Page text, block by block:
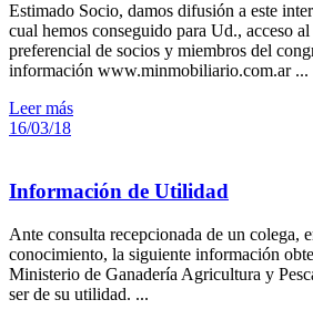
Estimado Socio, damos difusión a este
cual hemos conseguido para Ud., acceso
preferencial de socios y miembros del
información www.minmobiliario.com.ar ...
Leer más
16/03/18
Información de Utilidad
Ante consulta recepcionada de un colega,
conocimiento, la siguiente información
Ministerio de Ganadería Agricultura y
ser de su utilidad. ...